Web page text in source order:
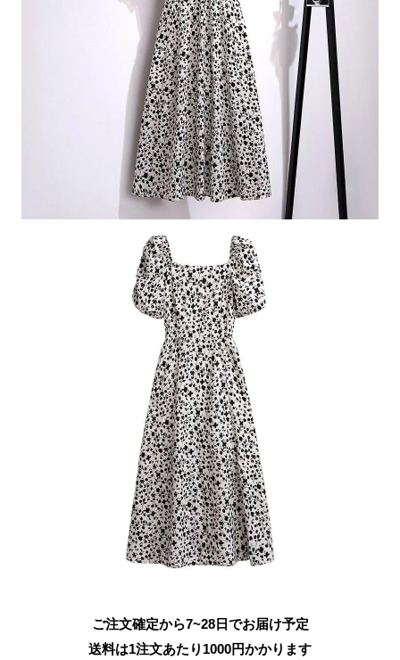
ご注文確定から7~28日でお届け予定
送料は1注文あたり 1000円かかります